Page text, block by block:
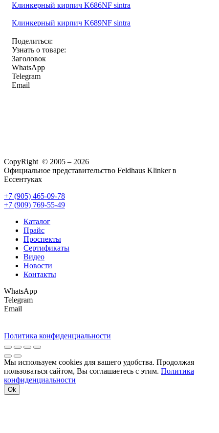
Клинкерный кирпич K686NF sintra
Клинкерный кирпич K689NF sintra
Поделиться:
Узнать о товаре:
Заголовок
WhatsApp
Telegram
Email
CopyRight © 2005 – 2026
Официальное представительство Feldhaus Klinker в
Ессентуках
+7 (905) 465-09-78
+7 (909) 769-55-49
Каталог
Прайс
Проспекты
Сертификаты
Видео
Новости
Контакты
WhatsApp
Telegram
Email
Политика конфиденциальности
Мы используем cookies для вашего удобства. Продолжая
пользоваться сайтом, Вы соглашаетесь с этим. Политика
конфиденциальности
Ok